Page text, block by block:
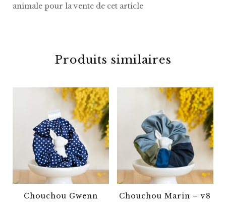
animale pour la vente de cet article
Produits similaires
Chouchou Gwenn
Chouchou Marin – v8